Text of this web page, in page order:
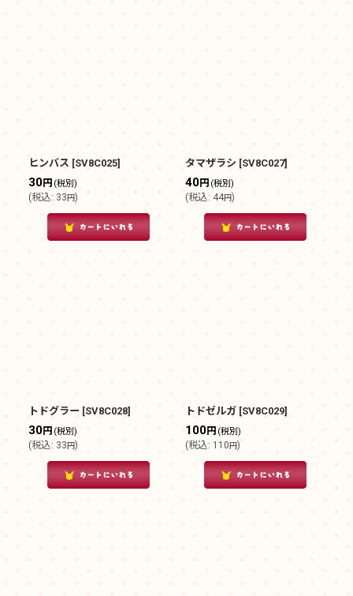
ヒンバス [SV8C025]
30円 (税別)
(税込: 33円)
タマザラシ [SV8C027]
40円 (税別)
(税込: 44円)
トドグラー [SV8C028]
30円 (税別)
(税込: 33円)
トドゼルガ [SV8C029]
100円 (税別)
(税込: 110円)